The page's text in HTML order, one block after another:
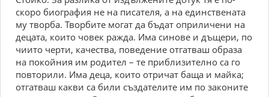
скоро биография не на писателя, а на единствената
му творба. Творбите могат да бъдат оприличени на
децата, които човек ражда. Има синове и дъщери, по
чиито черти, качества, поведение отгатваш образа
на покойния им родител – те приблизително са го
повторили. Има деца, които отричат баща и майка;
отгатваш какви са били създателите им по законите